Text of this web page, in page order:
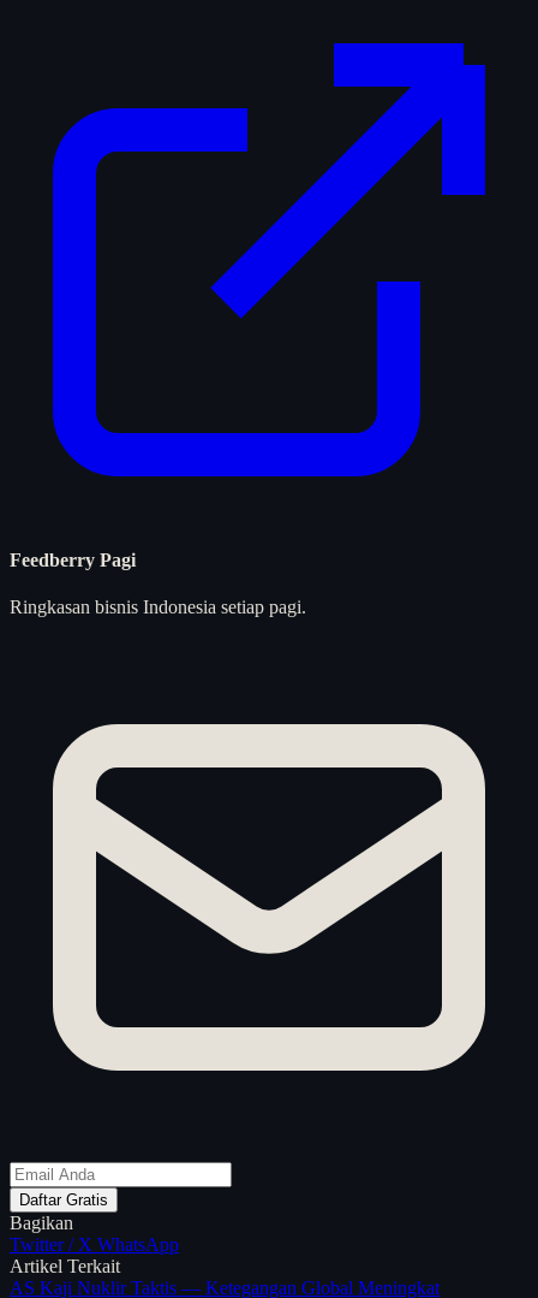
Feedberry Pagi
Ringkasan bisnis Indonesia setiap pagi.
Daftar Gratis
Bagikan
Twitter / X WhatsApp
Artikel Terkait
AS Kaji Nuklir Taktis — Ketegangan Global Meningkat